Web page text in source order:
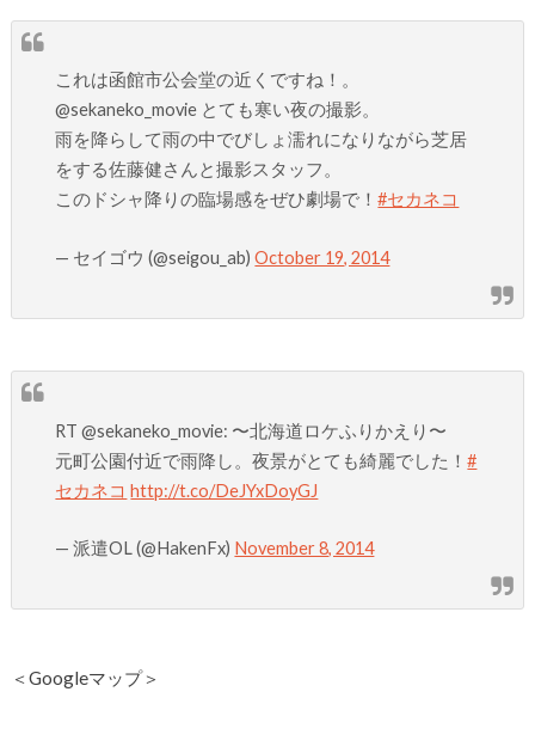
これは函館市公会堂の近くですね！。
@sekaneko_movie とても寒い夜の撮影。
雨を降らして雨の中でびしょ濡れになりながら芝居
をする佐藤健さんと撮影スタッフ。
このドシャ降りの臨場感をぜひ劇場で！#セカネコ
— セイゴウ (@seigou_ab)October 19, 2014
RT @sekaneko_movie: 〜北海道ロケふりかえり〜
元町公園付近で雨降し。夜景がとても綺麗でした！#
セカネコ http://t.co/DeJYxDoyGJ
— 派遣OL (@HakenFx) November 8, 2014
＜Googleマップ＞